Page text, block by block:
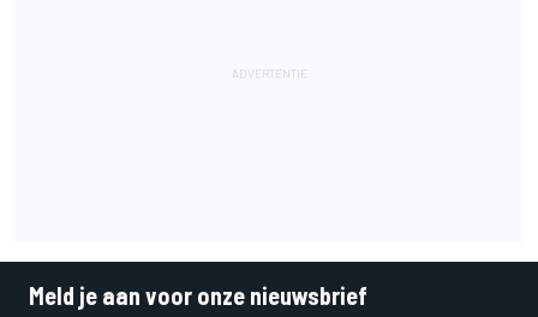
Meld je aan voor onze nieuwsbrief